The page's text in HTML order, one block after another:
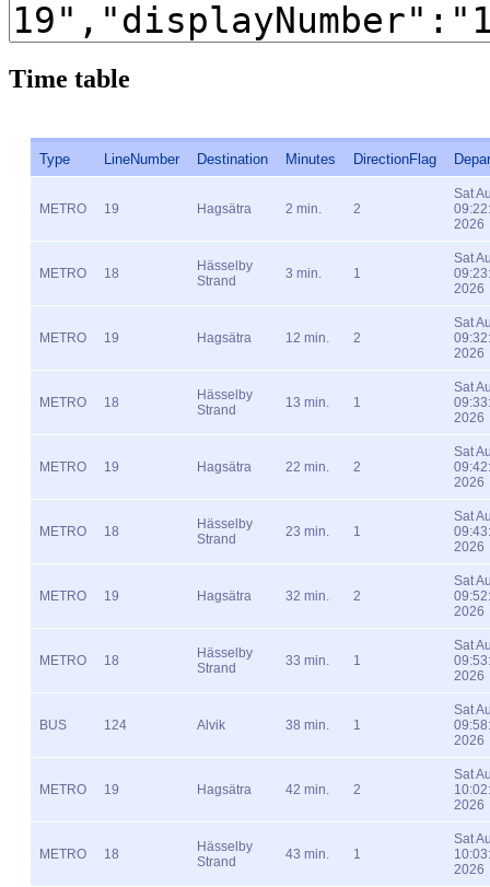
Time table
Type LineNumber Destination Minutes DirectionFlag
METRO 19 Hagsätra 2 min. 2
Sat
2026
METRO 18
Hässelby
Strand
3 min. 1
Sat
2026
METRO 19 Hagsätra 12 min. 2
Sat
2026
METRO 18
Hässelby
Strand
13 min. 1
Sat
2026
METRO 19 Hagsätra 22 min. 2
Sat
2026
METRO 18
Hässelby
Strand
23 min. 1
Sat
2026
METRO 19 Hagsätra 32 min. 2
Sat
2026
METRO 18
Hässelby
Strand
33 min. 1
Sat
2026
BUS 124 Alvik 38 min. 1
Sat
2026
METRO 19 Hagsätra 42 min. 2
Sat
2026
METRO 18
Hässelby
Strand
43 min. 1
Sat
2026